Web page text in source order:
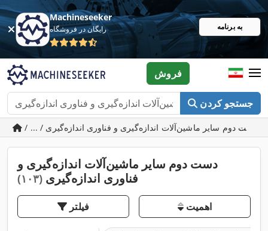
Machineseeker
رایگان در فروشگاه به برنامه
جستجو کردن
فروش
دست دوم سایر ماشین‌آلات اندازه‌گیری و
فناوری اندازه‌گیری (۱۰۳)
فیلتر اهمیت